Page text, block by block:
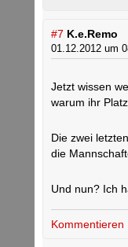
#7 K.e.Remo
01.12.2012 um
Jetzt wissen
warum ihr
Die zwei
die
Und nun? Ich
Kommentieren